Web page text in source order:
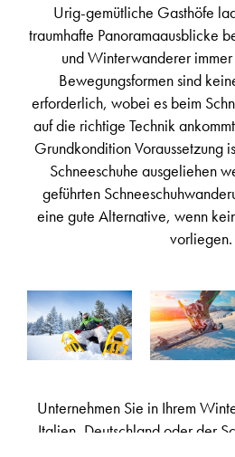
Urig-gemütliche Gasthöfe
traumhafte Panoramaausblicke
und Winterwanderer
Bewegungsformen sind
erforderlich, wobei es beim
auf die richtige Technik
Grundkondition Voraussetzung
Schneeschuhe ausgeliehen
geführten
eine gute Alternative, wenn
vorliegen.
Unternehmen Sie in Ihrem
Italien, Deutschland oder der